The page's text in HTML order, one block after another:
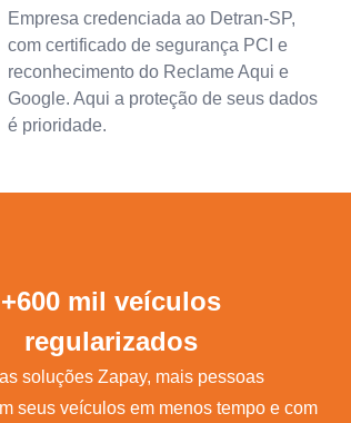
Empresa credenciada ao Detran-SP,
com certificado de segurança PCI e
reconhecimento do Reclame Aqui e
Google. Aqui a proteção de seus dados
é prioridade.
+600 mil veículos
regularizados
soluções Zapay, mais pessoas
seus veículos em menos tempo e com